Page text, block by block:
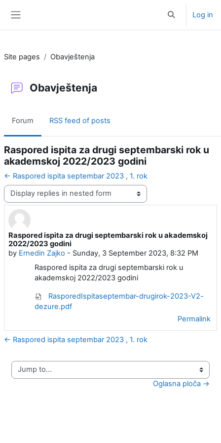
Toggle search
Log in
Site pages Obavještenja
Obavještenja
Forum RSS feed of posts
Raspored ispita za drugi septembarski rok u
akademskoj 2022/2023 godini
← Raspored ispita septembar 2023 , 1. rok
Display mode
Raspored ispita za drugi septembarski rok u akademskoj
2022/2023 godini
by Ernedin Zajko - Sunday, 3 September 2023, 8:32 PM
Number of replies: 0
Raspored ispita za drugi septembarski rok u
akademskoj 2022/2023 godini
RasporedIspitaseptembar-drugirok-2023-V2-
dezure.pdf
Permalink
← Raspored ispita septembar 2023 , 1. rok
Jump to...
Oglasna ploča →